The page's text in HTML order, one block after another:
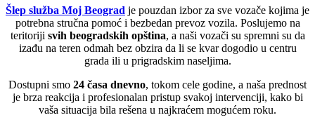
Šlep služba Moj Beograd je pouzdan izbor za sve vozače kojima je
potrebna stručna pomoć i bezbedan prevoz vozila. Poslujemo na
teritoriji svih beogradskih opština, a naši vozači su spremni su da
izađu na teren odmah bez obzira da li se kvar dogodio u centru
grada ili u prigradskim naseljima.
Dostupni smo 24 časa dnevno, tokom cele godine, a naša prednost
je brza reakcija i profesionalan pristup svakoj intervenciji, kako bi
vaša situacija bila rešena u najkraćem mogućem roku.